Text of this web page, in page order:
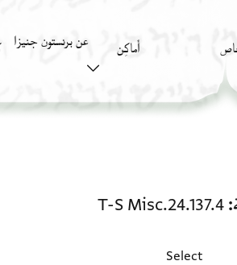
أَماكِن عن برنستون جنيزا
T-S Misc.24.137.4
Select